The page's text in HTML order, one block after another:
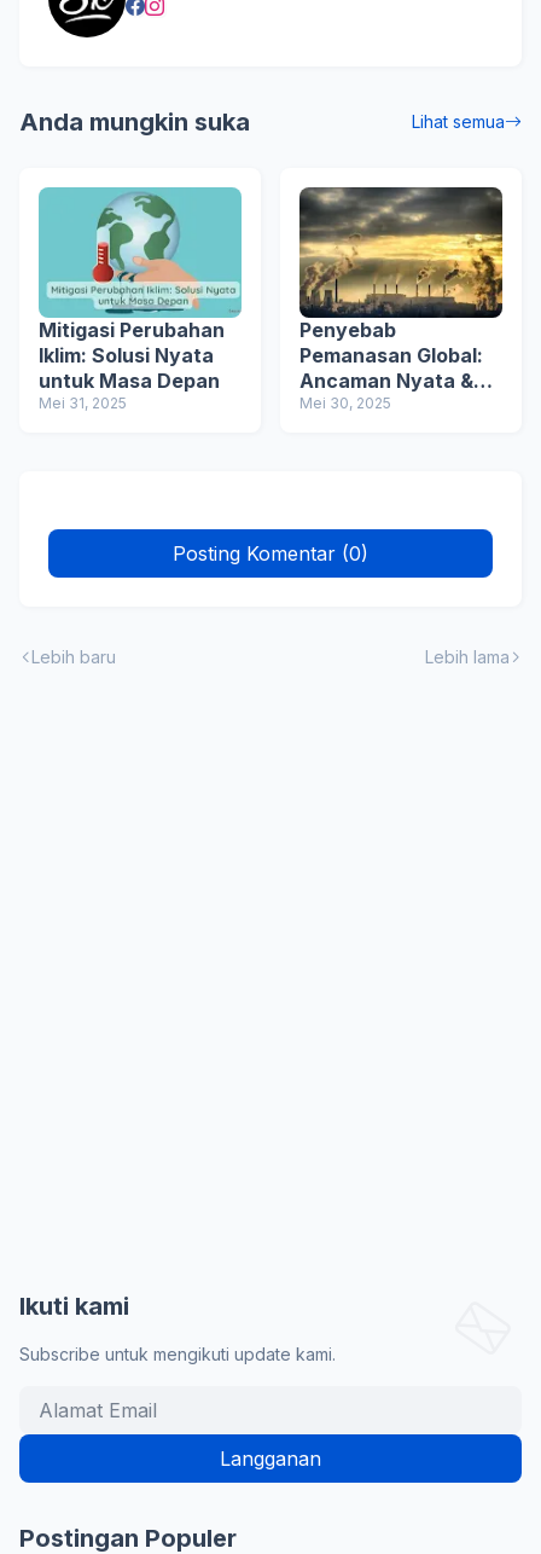
Anda mungkin suka Lihat semua
Mitigasi Perubahan
Iklim: Solusi Nyata
untuk Masa Depan
Mei 31, 2025
Penyebab
Pemanasan Global:
Ancaman Nyata &
Solusi
Mei 30, 2025
Posting Komentar (0)
Lebih baru Lebih lama
Ikuti kami
Subscribe untuk mengikuti update kami.
Postingan Populer